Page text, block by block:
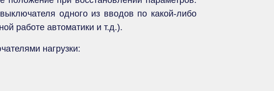
одного из вводов по какой-либо
работе автоматики и т.д.).
нагрузки: